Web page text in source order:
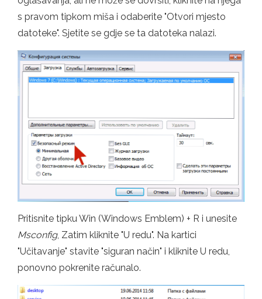
s pravom tipkom miša i odaberite "Otvori mjesto
datoteke". Sjetite se gdje se ta datoteka nalazi.
Pritisnite tipku Win (Windows Emblem) + R i unesite
Msconfig, Zatim kliknite "U redu". Na kartici
"Učitavanje" stavite "siguran način" i kliknite U redu,
ponovno pokrenite računalo.